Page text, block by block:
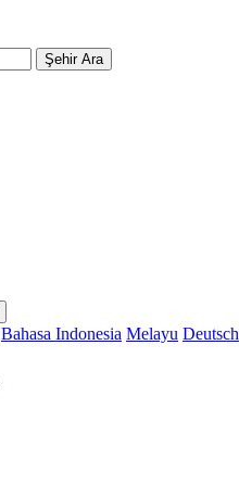
Şehir Ara
Bahasa Indonesia Melayu Deutsch